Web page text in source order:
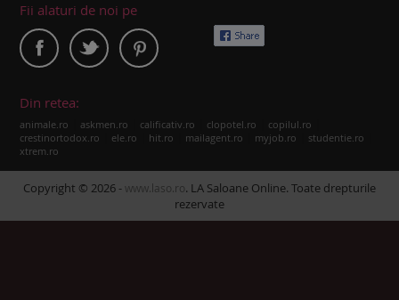
Fii alaturi de noi pe
Din retea:
animale.ro askmen.ro calificativ.ro clopotel.ro copilul.ro
crestinortodox.ro ele.ro hit.ro mailagent.ro myjob.ro studentie.ro
xtrem.ro
Copyright © 2026 - www.laso.ro. LA Saloane Online. Toate drepturile
rezervate